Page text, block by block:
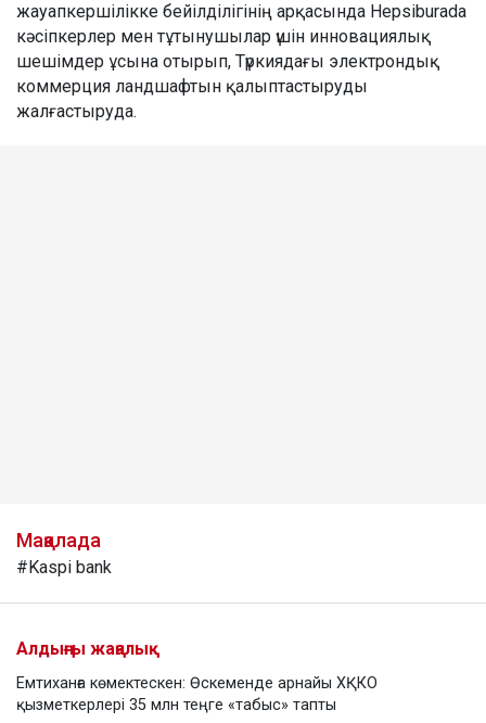
жауапкершілікке бейілділігінің арқасында Hepsiburada
кәсіпкерлер мен тұтынушылар үшін инновациялық
шешімдер ұсына отырып, Түркиядағы электрондық
коммерция ландшафтын қалыптастыруды
жалғастыруда.
Мақалада
#Kaspi bank
Алдыңғы жаңалық
Емтиханға көмектескен: Өскеменде арнайы ХҚКО
қызметкерлері 35 млн теңге «табыс» тапты